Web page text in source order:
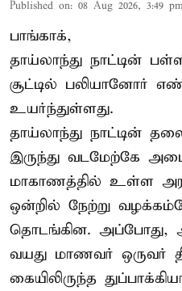
Published on: 08 Aug 2026, 3:49
பாங்காக்,
தாய்லாந்து நாட்டின்
சூட்டில் பலியானோர்
உயர்ந்துள்ளது.
தாய்லாந்து நாட்டின்
இருந்து வடமேற்கே
மாகாணத்தில் உள்ள
ஒன்றில் நேற்று
தொடங்கின. அப்போது,
வயது மாணவர் ஒருவர்
கையிலிருந்த